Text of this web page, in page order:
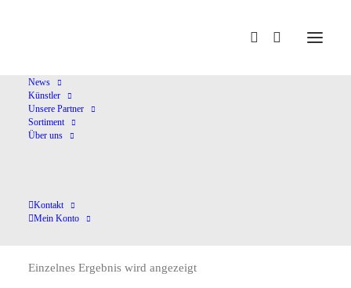
News
Künstler
Unsere Partner
Sortiment
Über uns
Kontakt
Mein Konto
Boellmann,L.
Einzelnes Ergebnis wird angezeigt